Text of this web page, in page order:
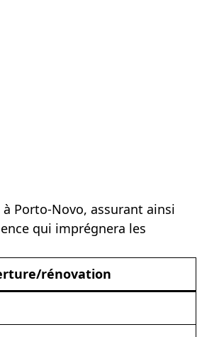
Porto-Novo, assurant ainsi
qui imprégnera les
rénovation